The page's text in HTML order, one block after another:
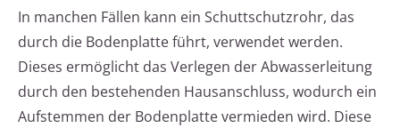
In manchen Fällen kann ein Schuttschutzrohr, das
durch die Bodenplatte führt, verwendet werden.
Dieses ermöglicht das Verlegen der Abwasserleitung
durch den bestehenden Hausanschluss, wodurch ein
Aufstemmen der Bodenplatte vermieden wird. Diese